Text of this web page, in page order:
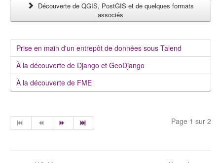
Découverte de QGIS, PostGIS et de quelques formats
associés
Prise en main d'un entrepôt de données sous Talend
À la découverte de Django et GeoDjango
À la découverte de FME
Page 1 sur 2